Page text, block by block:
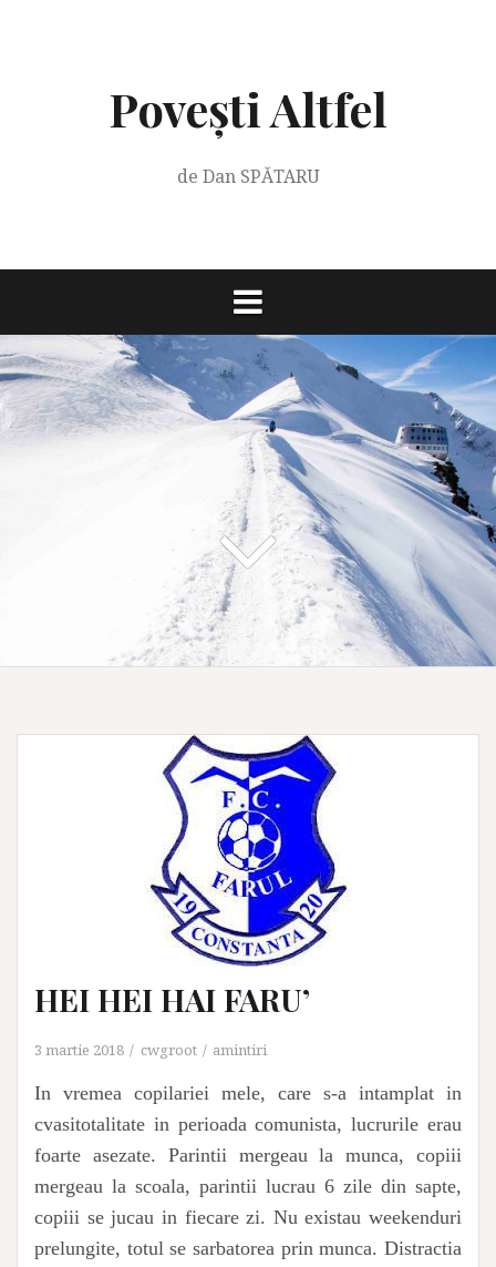
Povești Altfel
de Dan SPĂTARU
HEI HEI HAI FARU’
3 martie 2018 cwgroot amintiri
In vremea copilariei mele, care s-a intamplat in
cvasitotalitate in perioada comunista, lucrurile erau
foarte asezate. Parintii mergeau la munca, copiii
mergeau la scoala, parintii lucrau 6 zile din sapte,
copiii se jucau in fiecare zi. Nu existau weekenduri
prelungite, totul se sarbatorea prin munca. Distractia